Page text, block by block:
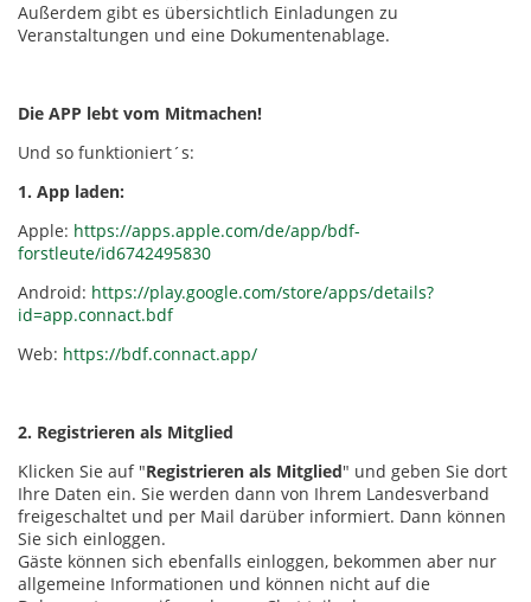
Außerdem gibt es übersichtlich Einladungen zu
Veranstaltungen und eine Dokumentenablage.
Die APP lebt vom Mitmachen!
Und so funktioniert´s:
1. App laden:
Apple: https://apps.apple.com/de/app/bdf-
forstleute/id6742495830
Android: https://play.google.com/store/apps/details?
id=app.connact.bdf
Web: https://bdf.connact.app/
2. Registrieren als Mitglied
Klicken Sie auf "Registrieren als Mitglied" und geben Sie dort
Ihre Daten ein. Sie werden dann von Ihrem Landesverband
freigeschaltet und per Mail darüber informiert. Dann können
Sie sich einloggen.
Gäste können sich ebenfalls einloggen, bekommen aber nur
allgemeine Informationen und können nicht auf die